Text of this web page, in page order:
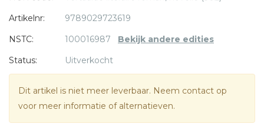
Artikelnr:
9789029723619
NSTC:
100016987 Bekijk andere edities
Status:
Uitverkocht
Dit artikel is niet meer leverbaar. Neem contact op
voor meer informatie of alternatieven.